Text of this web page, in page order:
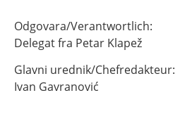
Odgovara/Verantwortlich:
Delegat fra Petar Klapež
Glavni urednik/Chefredakteur:
Ivan Gavranović